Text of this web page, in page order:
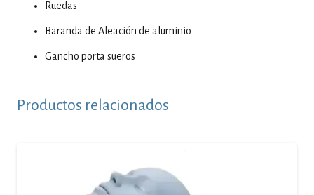
Ruedas
Baranda de Aleación de aluminio
Gancho porta sueros
Productos relacionados